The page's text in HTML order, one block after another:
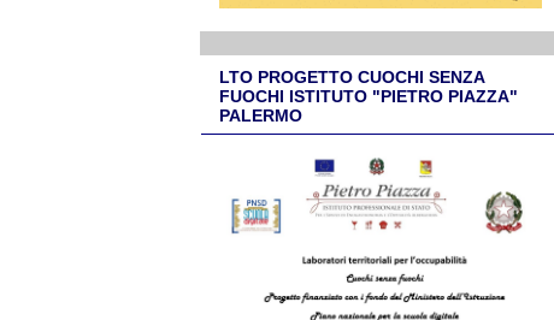
LTO PROGETTO CUOCHI SENZA
FUOCHI ISTITUTO "PIETRO PIAZZA"
PALERMO